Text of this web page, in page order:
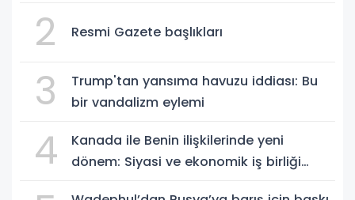
2 Resmi Gazete başlıkları
3
Trump'tan yansıma havuzu iddiası: Bu
bir vandalizm eylemi
4
Kanada ile Benin ilişkilerinde yeni
dönem: Siyasi ve ekonomik iş birliği